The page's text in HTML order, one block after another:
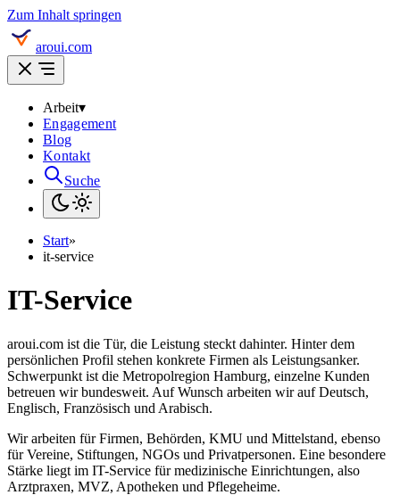
Zum Inhalt springen
aroui.com
Arbeit▾
Engagement
Blog
Kontakt
Suche
Start»
it-service
IT-Service
aroui.com ist die Tür, die Leistung steckt dahinter. Hinter dem
persönlichen Profil stehen konkrete Firmen als Leistungsanker.
Schwerpunkt ist die Metropolregion Hamburg, einzelne Kunden
betreuen wir bundesweit. Auf Wunsch arbeiten wir auf Deutsch,
Englisch, Französisch und Arabisch.
Wir arbeiten für Firmen, Behörden, KMU und Mittelstand, ebenso
für Vereine, Stiftungen, NGOs und Privatpersonen. Eine besondere
Stärke liegt im IT-Service für medizinische Einrichtungen, also
Arztpraxen, MVZ, Apotheken und Pflegeheime.